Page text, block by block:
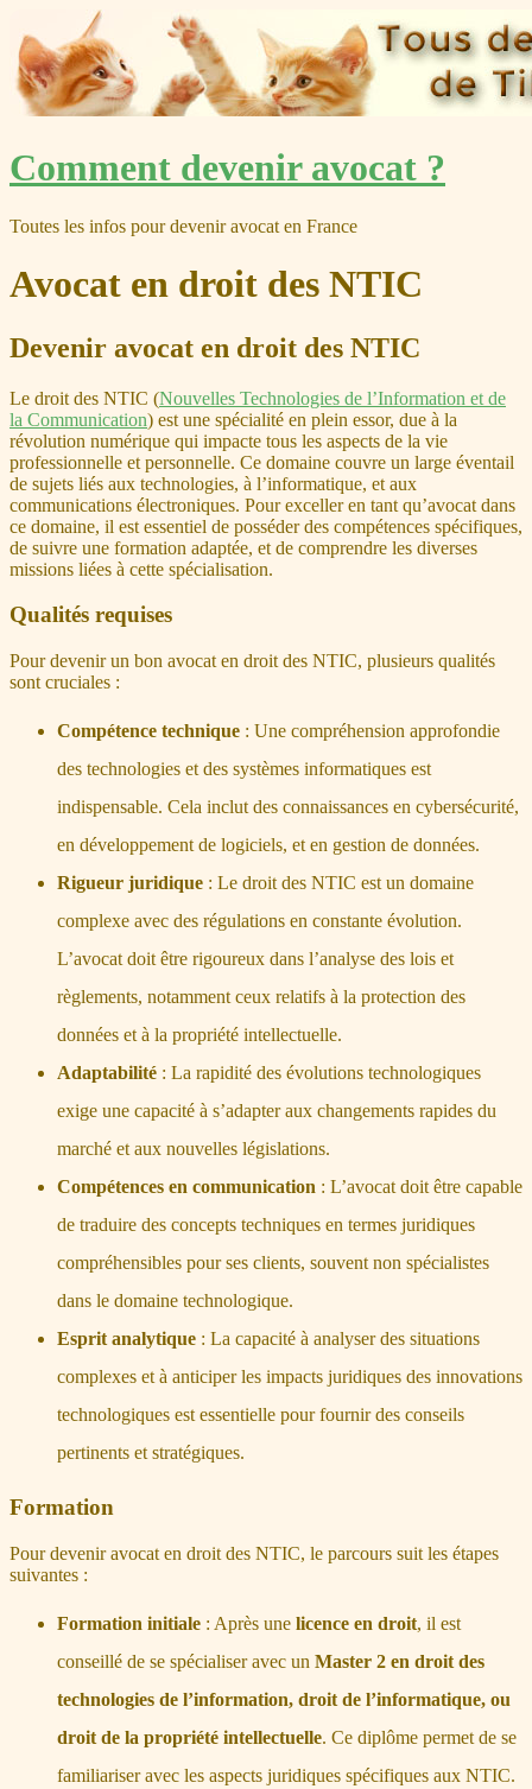
Skip
to
Comment devenir avocat ?
Toutes les infos pour devenir avocat en France
Avocat en droit des NTIC
Devenir avocat en droit des NTIC
Le droit des NTIC (Nouvelles Technologies de l’Information et de
la Communication) est une spécialité en plein essor, due à la
révolution numérique qui impacte tous les aspects de la vie
professionnelle et personnelle. Ce domaine couvre un large éventail
de sujets liés aux technologies, à l’informatique, et aux
communications électroniques. Pour exceller en tant qu’avocat dans
ce domaine, il est essentiel de posséder des compétences spécifiques,
de suivre une formation adaptée, et de comprendre les diverses
missions liées à cette spécialisation.
Qualités requises
Pour devenir un bon avocat en droit des NTIC, plusieurs qualités
sont cruciales :
Compétence technique : Une compréhension approfondie
des technologies et des systèmes informatiques est
indispensable. Cela inclut des connaissances en cybersécurité,
en développement de logiciels, et en gestion de données.
Rigueur juridique : Le droit des NTIC est un domaine
complexe avec des régulations en constante évolution.
L’avocat doit être rigoureux dans l’analyse des lois et
règlements, notamment ceux relatifs à la protection des
données et à la propriété intellectuelle.
Adaptabilité : La rapidité des évolutions technologiques
exige une capacité à s’adapter aux changements rapides du
marché et aux nouvelles législations.
Compétences en communication : L’avocat doit être capable
de traduire des concepts techniques en termes juridiques
compréhensibles pour ses clients, souvent non spécialistes
dans le domaine technologique.
Esprit analytique : La capacité à analyser des situations
complexes et à anticiper les impacts juridiques des innovations
technologiques est essentielle pour fournir des conseils
pertinents et stratégiques.
Formation
Pour devenir avocat en droit des NTIC, le parcours suit les étapes
suivantes :
Formation initiale : Après une licence en droit, il est
conseillé de se spécialiser avec un Master 2 en droit des
technologies de l’information, droit de l’informatique, ou
droit de la propriété intellectuelle. Ce diplôme permet de se
familiariser avec les aspects juridiques spécifiques aux NTIC.